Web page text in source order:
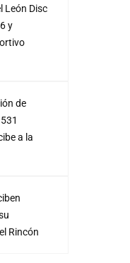
León Disc
y
de
a la
Rincón